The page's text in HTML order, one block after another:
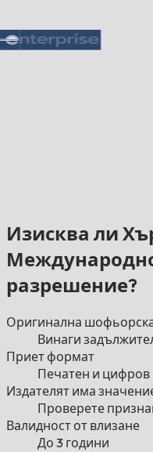
Изисква ли
разрешение?
Оригинална
Винаги
Приет формат
Печатен и цифров
Издателят има
Проверете
Валидност от влизане
До 3 години